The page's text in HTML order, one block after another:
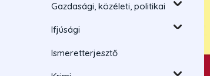
Gazdasági, közéleti, politikai
Ifjúsági
Ismeretterjesztő